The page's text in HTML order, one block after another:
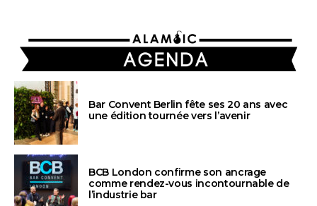
AGENDA
Bar Convent Berlin fête ses 20 ans avec
une édition tournée vers l’avenir
BCB London confirme son ancrage
comme rendez-vous incontournable de
l’industrie bar